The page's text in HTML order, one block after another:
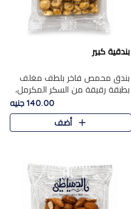
بندقية كبير
بندق محمص فاخر بلطف مغلف
بطبقة رقيقة من السكر المكرمل،
يجمع بين النكهة الغنية ناتي
والقرمشة الراقية المرضية في
حلوى شرقية أنيقه بطابع مميز.
140.00 جنيه
أضف